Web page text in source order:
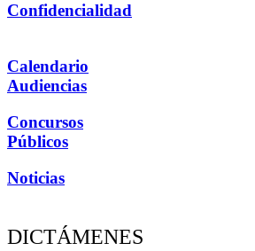
Confidencialidad
Calendario
Audiencias
Concursos
Públicos
Noticias
DICTÁMENES